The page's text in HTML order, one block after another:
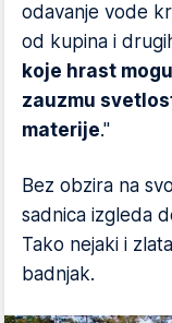
odavanje vode
od kupina i
koje hrast
zauzmu
materije."
Bez obzira na
sadnica izgleda
Tako nejaki i
badnjak.